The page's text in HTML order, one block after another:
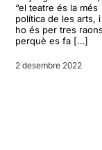
“el teatre és la més
política de les arts, i
ho és per tres
perquè es fa […]
2 desembre 2022